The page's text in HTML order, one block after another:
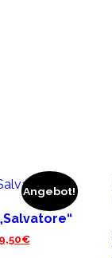
Angebot!
9,50€Aktueller